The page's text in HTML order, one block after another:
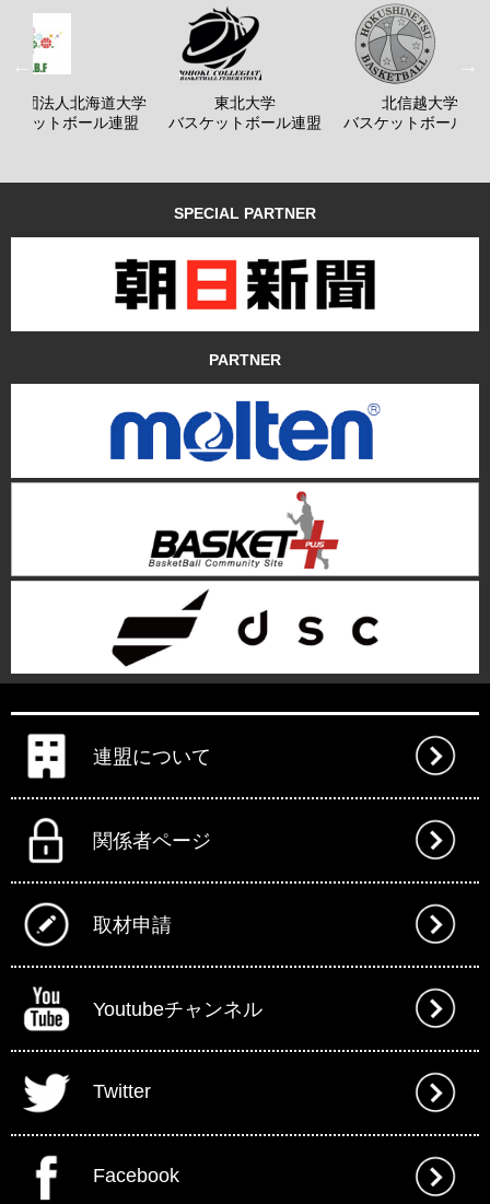
社団法人北海道大学
ケットボール連盟
東北大学
バスケットボール連盟
北信越大学
バスケットボール連
SPECIAL PARTNER
PARTNER
連盟について
関係者ページ
取材申請
Youtubeチャンネル
Twitter
Facebook